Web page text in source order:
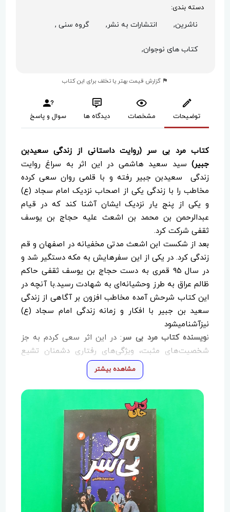
دسته بندی:
ناشرین, انتشارات به نشر, گروه سنی ,
کتاب های نوجوان,
گزارش قیمت بهتر یا تخلف برای این کتاب
توضیحات مشخصات دیدگاه ها سوال و پاسخ
کتاب مرد بی سر (روایت داستانی از زندگی سعیدبن
جبیر)سید سعید هاشمی در این اثر به سراغ روایت
زندگی سعیدبن جبیر رفته و با قلمی روان سعی کرده
مخاطب را با زندگی یکی از اصحاب نزدیک امام سجاد (ع)
و یکی از پنج یار نزدیک ایشان آشنا کند که در قیام
عبدالرحمن بن محمد بن اشعث علیه حجاج بن یوسف
ثقفی شرکت کرد.
بعد از شکست ابن اشعث مدتی مخفیانه در اصفهان و قم
زندگی کرد. در یکی از این سفرهایش به مکه دستگیر شد و
در سال ۹۵ قمری به دست حجاج بن یوسف ثقفی حاکم
ظالم عراق به طرز وحشیانه‌ای به شهادت رسید.با آنچه در
این کتاب شرحش آمده مخاطب افزون بر آگاهی از زندگی
سعید بن جبیر با افکار و زمانه زندگی امام سجاد (ع)
نیزآشنامیشود
نویسنده کتاب مرد بی سر: در این اثر سعی کردم به جز
شخصیت‌های مثبت، ویژگی‌های رفتاری دشمنان تشیع
همچون حجاج بن یوسف ثقفی را هم بیان کنم. حجاج بن
یوسف ثقفی مخالف شیعیان، حاکمی خون‌ریز وظالم بود.
گفته‌اند که به دستور او روزی یک شیعه را جلویش سر
می‌بریدند. سعیدبن جبیر آخرین مقتول به دست حجاج بود
که سر از تنش جدا کردند. گفته می‌شود سعید بن جبیر
پیش از کشته‌شدن، حجاج را نفرین می‌کند به همین دلیل
پس از شهادت او، حجاج زیاد زنده نمی‌ماند.
مشاهده بیشتر